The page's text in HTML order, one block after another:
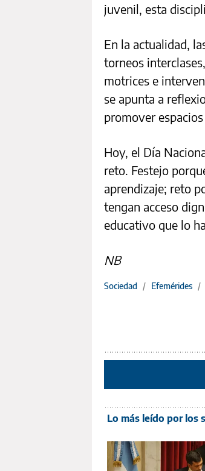
juvenil, esta
En la actualidad,
torneos
motrices e
se apunta a
promover
Hoy, el Día
reto. Festejo
aprendizaje; reto
tengan acceso
educativo que lo
NB
Sociedad / Efemérides /
Lo más leído por los